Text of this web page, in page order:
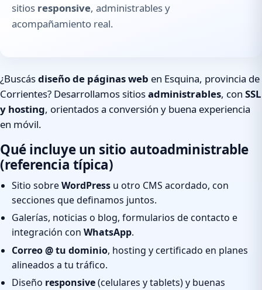
sitios responsive, administrables y
acompañamiento real.
¿Buscásdiseño de páginas web en Esquina, provincia de
Corrientes? Desarrollamos sitiosadministrables, con SSL
y hosting, orientados a conversión y buena experiencia
en móvil.
Qué incluye un sitio autoadministrable
(referencia típica)
Sitio sobreWordPress u otro CMS acordado, con
secciones que definamos juntos.
Galerías, noticias o blog, formularios de contacto e
integración con WhatsApp.
Correo @ tu dominio, hosting y certificado en planes
alineados a tu tráfico.
Diseño responsive(celulares y tablets) y buenas